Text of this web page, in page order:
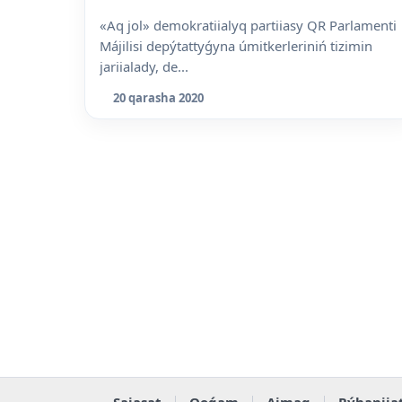
«Aq jol» demokratiialyq partiiasy QR Parlamenti
Májilisi depýtattyǵyna úmitkerleriniń tizimin
jariialady, de...
20 qarasha 2020